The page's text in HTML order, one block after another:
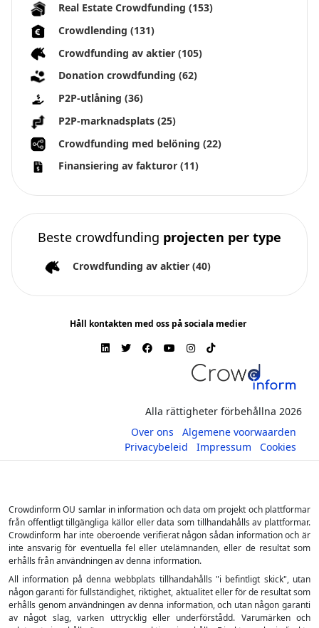
Real Estate Crowdfunding (153)
Crowdlending (131)
Crowdfunding av aktier (105)
Donation crowdfunding (62)
P2P-utlåning (36)
P2P-marknadsplats (25)
Crowdfunding med belöning (22)
Finansiering av fakturor (11)
Beste crowdfunding projecten per type
Crowdfunding av aktier (40)
Håll kontakten med oss på sociala medier
Alla rättigheter förbehållna 2026
Over ons
Algemene voorwaarden
Privacybeleid
Impressum Cookies
Crowdinform OU samlar in information och data om projekt och plattformar
från offentligt tillgängliga källor eller data som tillhandahålls av plattformar.
Crowdinform har inte oberoende verifierat någon sådan information och är
inte ansvarig för eventuella fel eller utelämnanden, eller de resultat som
erhålls från användningen av denna information.
All information på denna webbplats tillhandahålls "i befintligt skick", utan
någon garanti för fullständighet, riktighet, aktualitet eller för de resultat som
erhålls genom användningen av denna information, och utan någon garanti
av något slag, varken uttrycklig eller underförstådd. Varumärken och